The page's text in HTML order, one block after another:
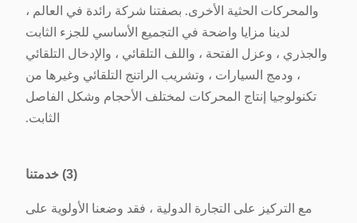
والمحركات الحثية الأخرى. بصفتنا شركة رائدة في العالم ،
لدينا مزايا واضحة في التجميع الأساسي للجزء الثابت
والجذري ، وعزل الفتحة ، واللف التلقائي ، والإدخال التلقائي
، ودمج السيارات ، وتشريب الراتنج التلقائي وغيرها من
تكنولوجيا إنتاج المحركات لمختلف الأحجام وشكل الفاصل
الثابت.
(3) خدمتنا
مع التركيز على التجارة الدولية ، فقد وضعنا الأولوية على